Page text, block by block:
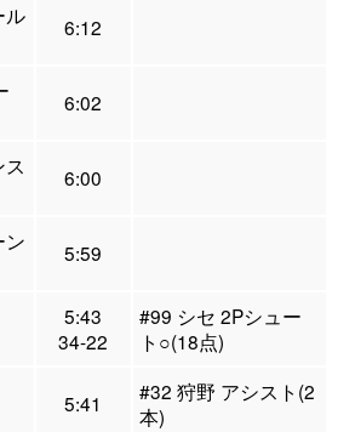
ル
6:12
6:02
6:00
ン
5:59
5:43
34-22
#99 シセ 2Pシュー
ト○(18点)
5:41
#32 狩野 アシスト(2
本)